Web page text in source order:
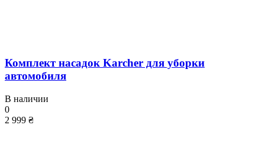
Комплект насадок Karcher для уборки
автомобиля
В наличии
0
2 999 ₴